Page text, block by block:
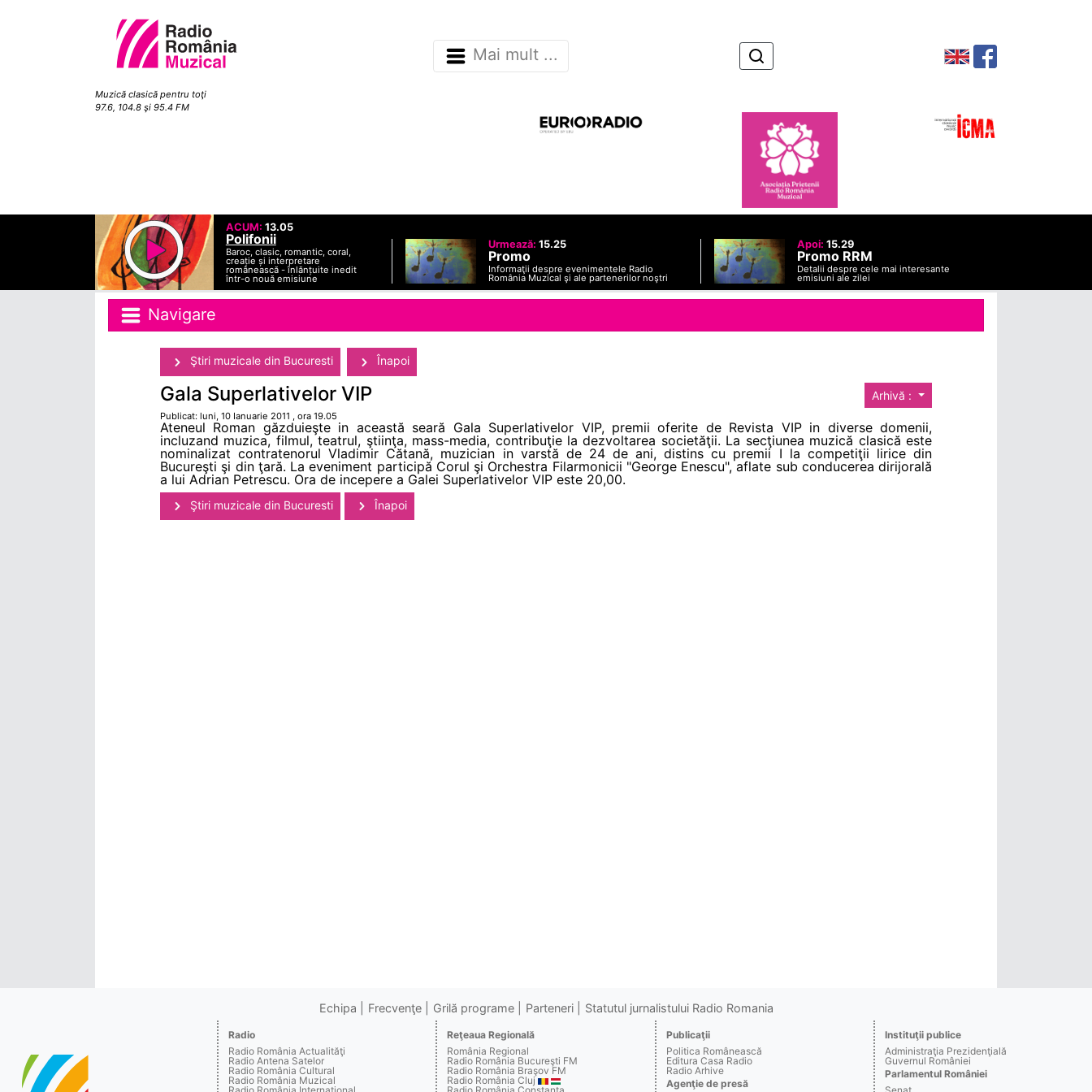
Muzică clasică pentru toţi
97.6, 104.8 şi 95.4 FM
Mai mult ...
ACUM: 13.05
Polifonii
Baroc, clasic, romantic, coral,
creație și interpretare
românească - înlănțuite inedit
într-o nouă emisiune
Urmează: 15.25
Promo
Informaţii despre evenimentele Radio
România Muzical şi ale partenerilor noştri
Apoi: 15.29
Promo RRM
Detalii despre cele mai interesante
emisiuni ale zilei
Navigare
Ştiri muzicale din Bucuresti Înapoi
Arhivă :
Gala Superlativelor VIP
Publicat: luni, 10 Ianuarie 2011 , ora 19.05
Ateneul Roman găzduieşte in această seară Gala Superlativelor VIP, premii oferite de Revista VIP in diverse domenii,
incluzand muzica, filmul, teatrul, ştiinţa, mass-media, contribuţie la dezvoltarea societăţii. La secţiunea muzică clasică este
nominalizat contratenorul Vladimir Cătană, muzician in varstă de 24 de ani, distins cu premii I la competiţii lirice din
Bucureşti şi din ţară. La eveniment participă Corul şi Orchestra Filarmonicii "George Enescu", aflate sub conducerea dirijorală
a lui Adrian Petrescu. Ora de incepere a Galei Superlativelor VIP este 20,00.
Ştiri muzicale din Bucuresti Înapoi
Echipa Frecvenţe Grilă programe Parteneri Statutul jurnalistului Radio Romania
Radio
Radio România Actualităţi
Radio Antena Satelor
Radio România Cultural
Radio România Muzical
Reţeaua Regională
România Regional
Radio România Bucureşti FM
Radio România Braşov FM
Radio România Cluj
Publicaţii
Politica Românească
Editura Casa Radio
Radio Arhive
Agenţie de presă
Instituţii publice
Administraţia Prezidenţială
Guvernul României
Parlamentul României